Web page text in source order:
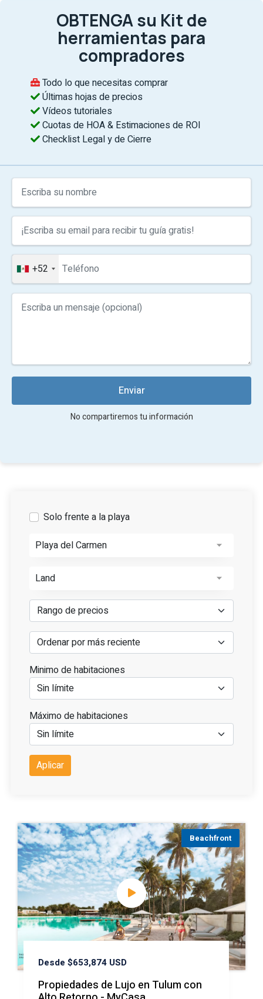
OBTENGA su Kit de
herramientas para
compradores
Todo lo que necesitas comprar
Últimas hojas de precios
Vídeos tutoriales
Cuotas de HOA & Estimaciones de ROI
Checklist Legal y de Cierre
+52
Enviar
No compartiremos tu información
Solo frente a la playa
Playa del Carmen
Land
Minimo de habitaciones
Máximo de habitaciones
Aplicar
Beachfront
Desde $653,874 USD
Propiedades de Lujo en Tulum con